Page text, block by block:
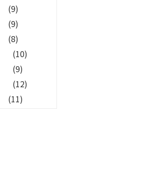
(9)
(9)
(8)
(10)
(9)
(12)
(11)